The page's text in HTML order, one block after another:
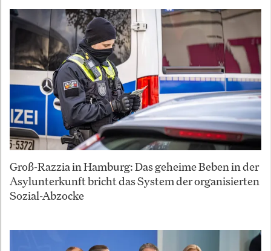
Groß-Razzia in Hamburg: Das geheime Beben in der
Asylunterkunft bricht das System der organisierten
Sozial-Abzocke